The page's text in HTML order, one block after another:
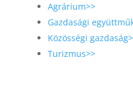
Agrárium>>
Gazdasági
Közösségi
Turizmus>>